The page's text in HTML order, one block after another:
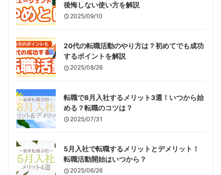
後悔しない使い方を解説
2025/09/10
20代の転職活動のやり方は？初めてでも成功
するポイントを解説
2025/08/26
転職で8月入社するメリット3選！いつから始
める？転職のコツは？
2025/07/31
5月入社で転職するメリットとデメリット！
転職活動開始はいつから？
2025/06/26